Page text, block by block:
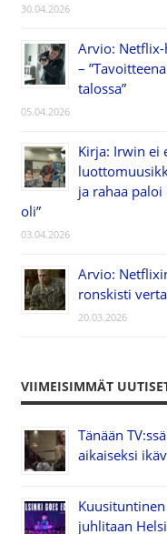
30.04.2026
Arvio:
–
talossa”
05.04.2026
Kirja: Irwin ei
ja rahaa
oli”
03.04.2026
Arvio:
ronskisti
20.03.2026
VIIMEISIMMÄT
Tänään
aikaiseksi
juhlitaan